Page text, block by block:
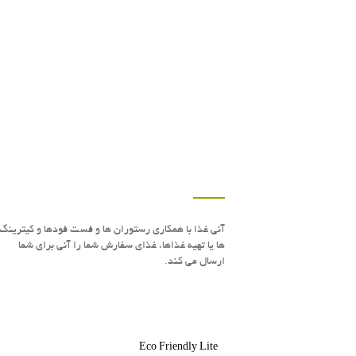
آنی غذا با همكاری رستوران ها و فست فودها و كیترینگ
ها یا تهیه غذاها، غذای سفارش شما را آنی برای شما
ارسال می كند.
Eco Friendly Lite